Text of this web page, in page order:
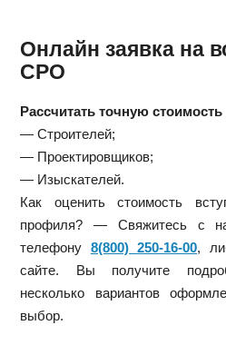
Онлайн заявка на
СРО
Рассчитать точную
— Строителей;
— Проектировщиков;
— Изыскателей.
Как оценить стоимость
профиля? — Свяжитесь с
телефону 8(800) 250-16-00,
сайте. Вы получите
несколько вариантов
выбор.